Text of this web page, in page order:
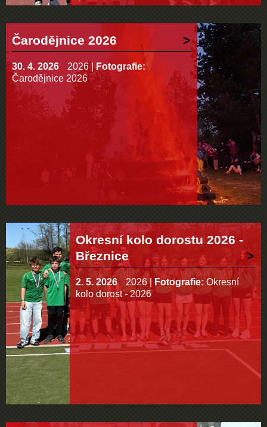
Čarodějnice 2026
30. 4. 2026 2026 | Fotografie:
Čarodějnice 2026
Okresní kolo dorostu 2026 -
Březnice
2. 5. 2026 2026 Fotografie: Okresní
kolo dorost - 2026